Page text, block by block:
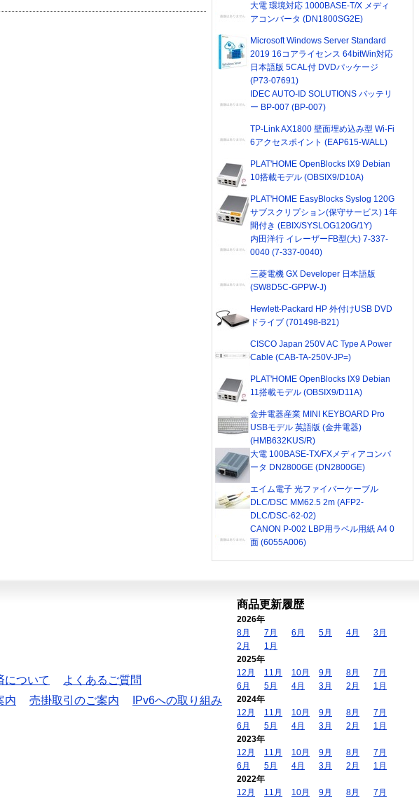
大電 環境対応 1000BASE-T/X メディ
アコンバータ (DN1800SG2E)
Microsoft Windows Server Standard
2019 16コアライセンス 64bitWin対応
日本語版 5CAL付 DVDパッケージ
(P73-07691)
IDEC AUTO-ID SOLUTIONS バッテリ
ー BP-007 (BP-007)
TP-Link AX1800 壁面埋め込み型 Wi-Fi
6アクセスポイント (EAP615-WALL)
PLAT'HOME OpenBlocks IX9 Debian
10搭載モデル (OBSIX9/D10A)
PLAT'HOME EasyBlocks Syslog 120G
サブスクリプション(保守サービス) 1年
間付き (EBIX/SYSLOG120G/1Y)
内田洋行 イレーザーFB型(大) 7-337-
0040 (7-337-0040)
三菱電機 GX Developer 日本語版
(SW8D5C-GPPW-J)
Hewlett-Packard HP 外付けUSB DVD
ドライブ (701498-B21)
CISCO Japan 250V AC Type A Power
Cable (CAB-TA-250V-JP=)
PLAT'HOME OpenBlocks IX9 Debian
11搭載モデル (OBSIX9/D11A)
金井電器産業 MINI KEYBOARD Pro
USBモデル 英語版 (金井電器)
(HMB632KUS/R)
大電 100BASE-TX/FXメディアコンバ
ータ DN2800GE (DN2800GE)
エイム電子 光ファイバーケーブル
DLC/DSC MM62.5 2m (AFP2-
DLC/DSC-62-02)
CANON P-002 LBP用ラベル用紙 A4 0
面 (6055A006)
について
よくあるご質問
内 売掛取引のご案内
IPv6への取り組み
商品更新履歴
2026年
8月
7月 6月 5月 4月
3月
2月
1月
2025年
12月
11月 10月 9月 8月
7月
6月
5月 4月 3月 2月
1月
2024年
12月
11月 10月 9月 8月
7月
6月
5月 4月 3月 2月
1月
2023年
12月
11月 10月 9月 8月
7月
6月
5月 4月 3月 2月
1月
2022年
12月
11月 10月 9月 8月
7月